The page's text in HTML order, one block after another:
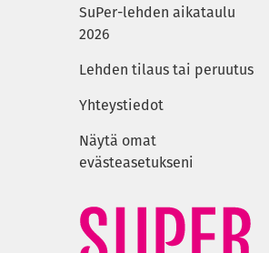
SuPer-lehden aikataulu
2026
Lehden tilaus tai peruutus
Yhteystiedot
Näytä omat
evästeasetukseni